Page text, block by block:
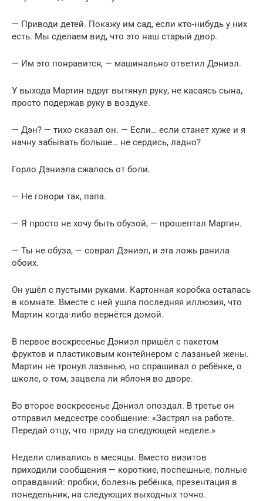
— Приводи детей. Покажу им сад, если кто-нибудь у них
есть. Мы сделаем вид, что это наш старый двор.
— Им это понравится, — машинально ответил Дэниэл.
У выхода Мартин вдруг вытянул руку, не касаясь сына,
просто подержав руку в воздухе.
— Дэн? — тихо сказал он. — Если… если станет хуже и я
начну забывать больше… не сердись, ладно?
Горло Дэниэла сжалось от боли.
— Не говори так, папа.
— Я просто не хочу быть обузой, — прошептал Мартин.
— Ты не обуза, — соврал Дэниэл, и эта ложь ранила
обоих.
Он ушёл с пустыми руками. Картонная коробка осталась
в комнате. Вместе с ней ушла последняя иллюзия, что
Мартин когда-либо вернётся домой.
В первое воскресенье Дэниэл пришёл с пакетом
фруктов и пластиковым контейнером с лазаньей жены.
Мартин не тронул лазанью, но спрашивал о ребёнке, о
школе, о том, зацвела ли яблоня во дворе.
Во второе воскресенье Дэниэл опоздал. В третье он
отправил медсестре сообщение: «Застрял на работе.
Передай отцу, что приду на следующей неделе.»
Недели сливались в месяцы. Вместо визитов
приходили сообщения — короткие, поспешные, полные
оправданий: пробки, болезнь ребёнка, презентация в
понедельник, на следующих выходных точно.